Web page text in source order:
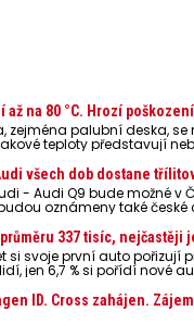
až na 80 °C. Hrozí
zejména palubní deska,
teploty představují
všech dob dostane
- Audi Q9 bude možné v
oznámeny také české
337 tisíc, nejčastěji
si svoje první auto
jen 6,7 % si pořídí nové
za posledních 10 let
ID. Cross zahájen.